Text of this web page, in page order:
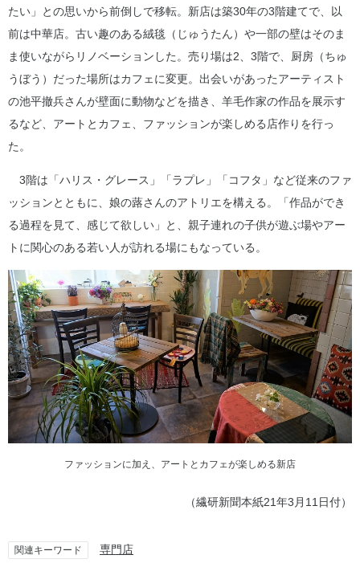
たい」との思いから前倒しで移転。新店は築30年の3階建てで、以
前は中華店。古い趣のある絨毯（じゅうたん）や一部の壁はそのま
ま使いながらリノベーションした。売り場は2、3階で、厨房（ちゅ
うぼう）だった場所はカフェに変更。出会いがあったアーティスト
の池平撤兵さんが壁面に動物などを描き、羊毛作家の作品を展示す
るなど、アートとカフェ、ファッションが楽しめる店作りを行っ
た。
3階は「ハリス・グレース」「ラプレ」「コフタ」など従来のファ
ッションとともに、娘の蕗さんのアトリエを構える。「作品ができ
る過程を見て、感じて欲しい」と、親子連れの子供が遊ぶ場やアー
トに関心のある若い人が訪れる場にもなっている。
ファッションに加え、アートとカフェが楽しめる新店
（繊研新聞本紙21年3月11日付）
関連キーワード 専門店